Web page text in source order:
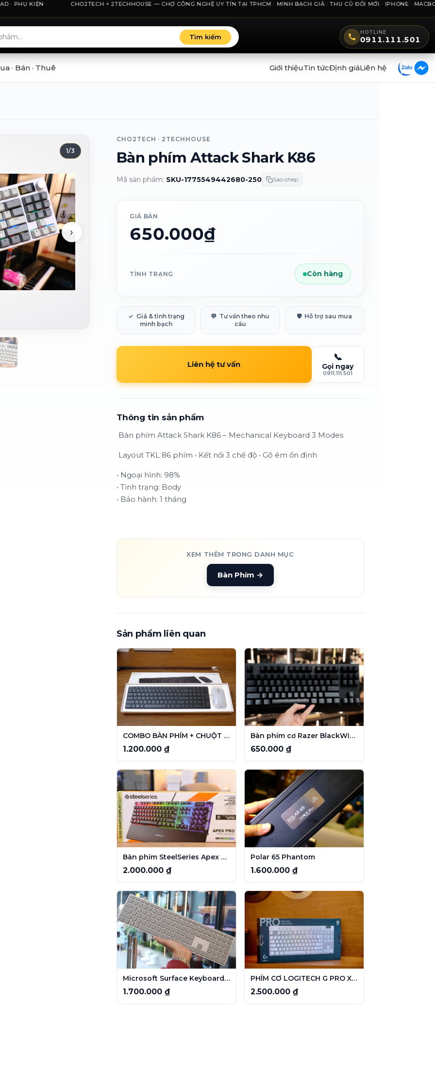
phố Hồ Chí Minh, minh bạch giá và thu cũ đổi mới.
PHỤ KIỆN · CHO2TECH × 2TECHHOUSE — CHỢ CÔNG NGHỆ UY TÍN TẠI TPHCM · MINH BẠCH GIÁ · THU CŨ ĐỔI MỚI · IPHONE ·
Tìm kiếm
HOTLINE
0911.111.501
· Bán · Thuê Giới thiệuTin tứcĐịnh giáLiên hệ
›
1/3
CHO2TECH · 2TECHHOUSE
Bàn phím Attack Shark K86
Mã sản phẩm: SKU-1775549442680-250 Sao chép
GIÁ BÁN
650.000₫
TÌNH TRẠNG Còn hàng
✓ Giá & tình trạng
minh bạch
💬 Tư vấn theo nhu
cầu
🛡️ Hỗ trợ sau mua
Liên hệ tư vấn
📞
Gọi ngay
0911.111.501
Thông tin sản phẩm
Bàn phím Attack Shark K86 – Mechanical Keyboard 3 Modes
Layout TKL 86 phím • Kết nối 3 chế độ • Gõ êm ổn định
• Ngoại hình: 98%
• Tình trạng: Body
• Bảo hành: 1 tháng
XEM THÊM TRONG DANH MỤC
Bàn Phím →
Sản phẩm liên quan
COMBO BÀN PHÍM + CHUỘT MICROSOFT DESIGNER
1.200.000 ₫
Bàn phím cơ Razer BlackWidow V3 TKL Layout Tenkeyless gọn gàng
650.000 ₫
Bàn phím SteelSeries Apex Pro
2.000.000 ₫
Polar 65 Phantom
1.600.000 ₫
Microsoft Surface Keyboard 1742 (WS2-00025)
1.700.000 ₫
PHÍM CƠ LOGITECH G PRO X TKL LIGHTSPEED
2.500.000 ₫